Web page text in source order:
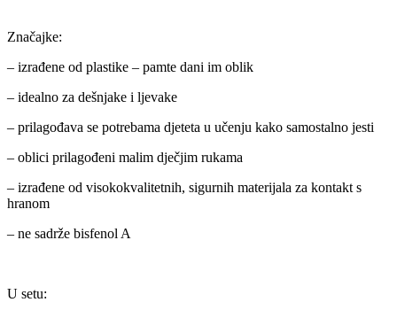
Značajke:
– izrađene od plastike – pamte dani im oblik
– idealno za dešnjake i ljevake
– prilagođava se potrebama djeteta u učenju kako samostalno jesti
– oblici prilagođeni malim dječjim rukama
– izrađene od visokokvalitetnih, sigurnih materijala za kontakt s
hranom
– ne sadrže bisfenol A
U setu: